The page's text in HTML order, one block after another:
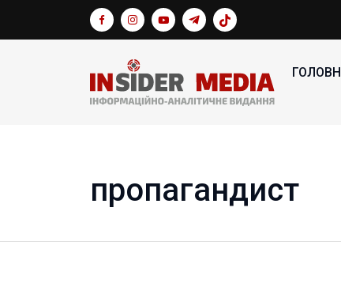
пропагандист